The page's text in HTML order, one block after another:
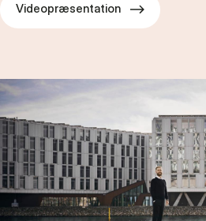
Videopræsentation